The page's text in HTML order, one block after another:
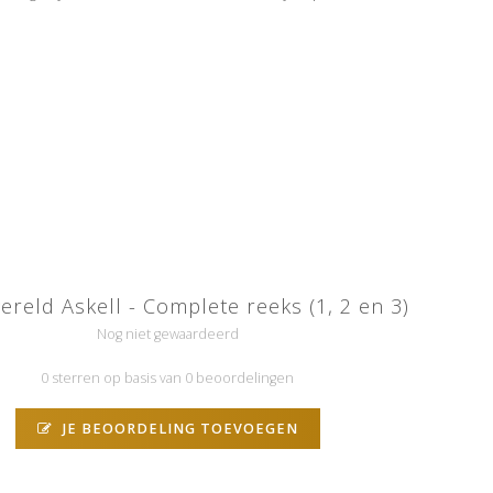
Askell - Complete reeks (1, 2 en 3)
Nog niet gewaardeerd
0 sterren op basis van 0 beoordelingen
JE BEOORDELING TOEVOEGEN